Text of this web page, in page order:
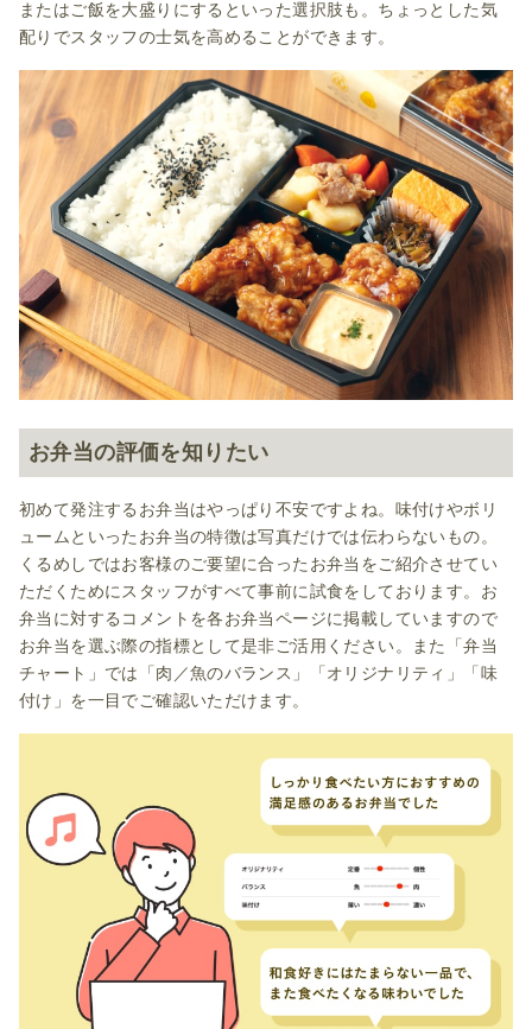
またはご飯を大盛りにするといった選択肢も。ちょっとした気
配りでスタッフの士気を高めることができます。
お弁当の評価を知りたい
初めて発注するお弁当はやっぱり不安ですよね。味付けやボリ
ュームといったお弁当の特徴は写真だけでは伝わらないもの。
くるめしではお客様のご要望に合ったお弁当をご紹介させてい
ただくためにスタッフがすべて事前に試食をしております。お
弁当に対するコメントを各お弁当ページに掲載していますので
お弁当を選ぶ際の指標として是非ご活用ください。また「弁当
チャート」では「肉／魚のバランス」「オリジナリティ」「味
付け」を一目でご確認いただけます。